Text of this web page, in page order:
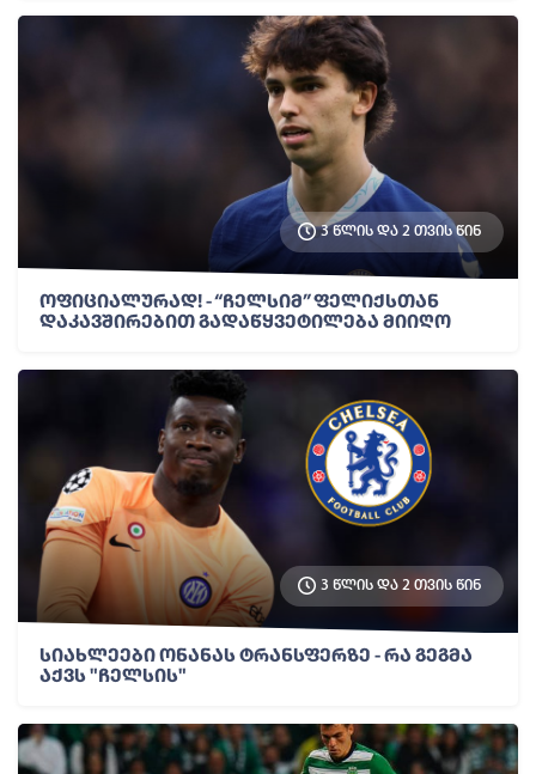
3 წლის და 2 თვის წინ
ოფიციალურად! - “ჩელსიმ” ფელიქსთან
დაკავშირებით გადაწყვეტილება მიიღო
3 წლის და 2 თვის წინ
სიახლეები ონანას ტრანსფერზე - რა გეგმა
აქვს "ჩელსის"